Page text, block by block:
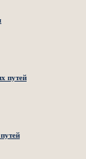
путей